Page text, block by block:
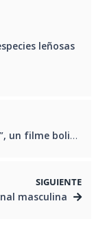
leñosas
rodado en Ecuador
SIGUIENTE
masculina